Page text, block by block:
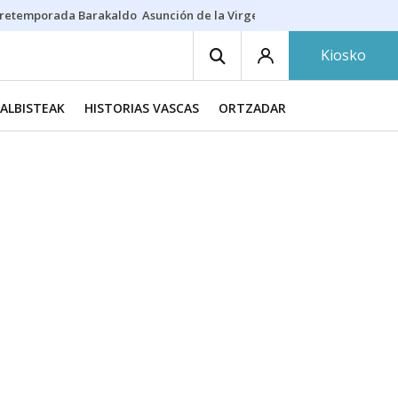
Barakaldo Asunción de la Virgen
Kiosko
ALBISTEAK HISTORIAS VASCAS ORTZADAR